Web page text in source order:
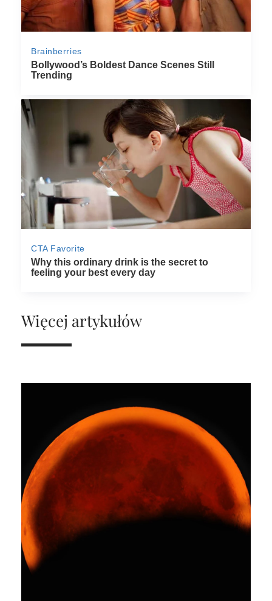
Więcej artykułów